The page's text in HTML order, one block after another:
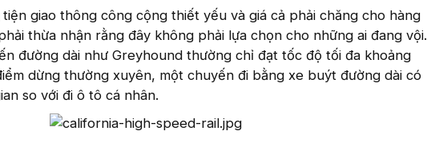
giao thông công cộng thiết yếu và giá cả phải chăng cho hàng
thừa nhận rằng đây không phải lựa chọn cho những ai đang vội.
đường dài như Greyhound thường chỉ đạt tốc độ tối đa khoảng
dừng thường xuyên, một chuyến đi bằng xe buýt đường dài có
so với đi ô tô cá nhân.